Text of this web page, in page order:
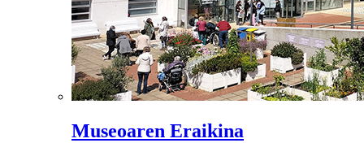
Museoaren Eraikina